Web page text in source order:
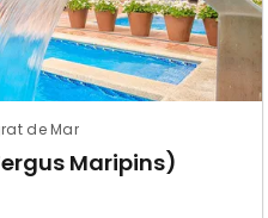
de Mar
Maripins)